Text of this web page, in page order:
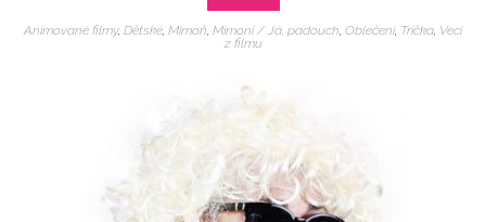
Animované filmy, Dětské, Mimoň, Mimoni / Já, padouch, Oblečení, Trička, Veci
z filmu